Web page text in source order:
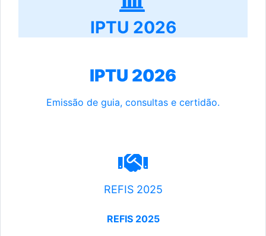
IPTU 2026
IPTU 2026
Emissão de guia, consultas e certidão.
REFIS 2025
REFIS 2025